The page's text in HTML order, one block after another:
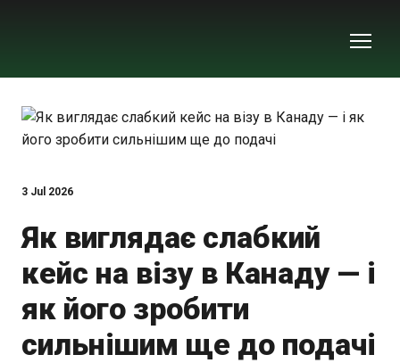
3 Jul 2026
Як виглядає слабкий
кейс на візу в Канаду — і
як його зробити
сильнішим ще до подачі